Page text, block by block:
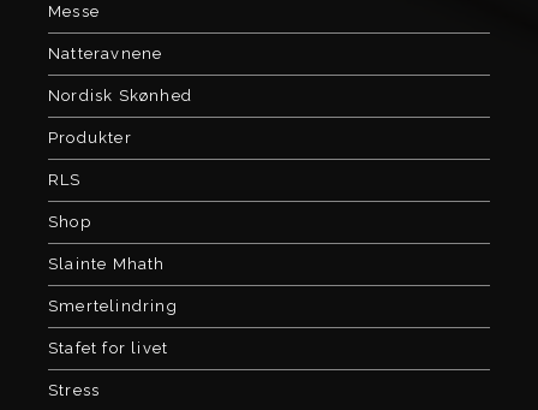
Messe
Natteravnene
Nordisk Skønhed
Produkter
RLS
Shop
Slainte Mhath
Smertelindring
Stafet for livet
Stress